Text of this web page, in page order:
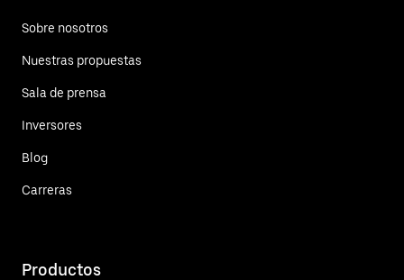
Sobre nosotros
Nuestras propuestas
Sala de prensa
Inversores
Blog
Carreras
Productos